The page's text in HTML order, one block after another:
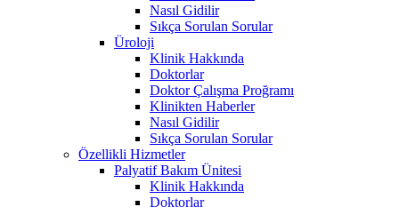
Nasıl Gidilir
Sıkça Sorulan Sorular
Üroloji
Klinik Hakkında
Doktorlar
Doktor Çalışma Proğramı
Klinikten Haberler
Nasıl Gidilir
Sıkça Sorulan Sorular
Özellikli Hizmetler
Palyatif Bakım Ünitesi
Klinik Hakkında
Doktorlar